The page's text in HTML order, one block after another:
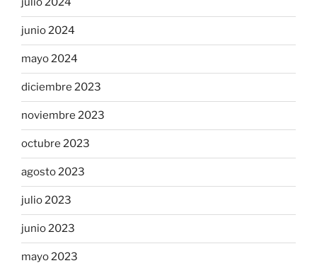
junio 2024
mayo 2024
diciembre 2023
noviembre 2023
octubre 2023
agosto 2023
julio 2023
junio 2023
mayo 2023